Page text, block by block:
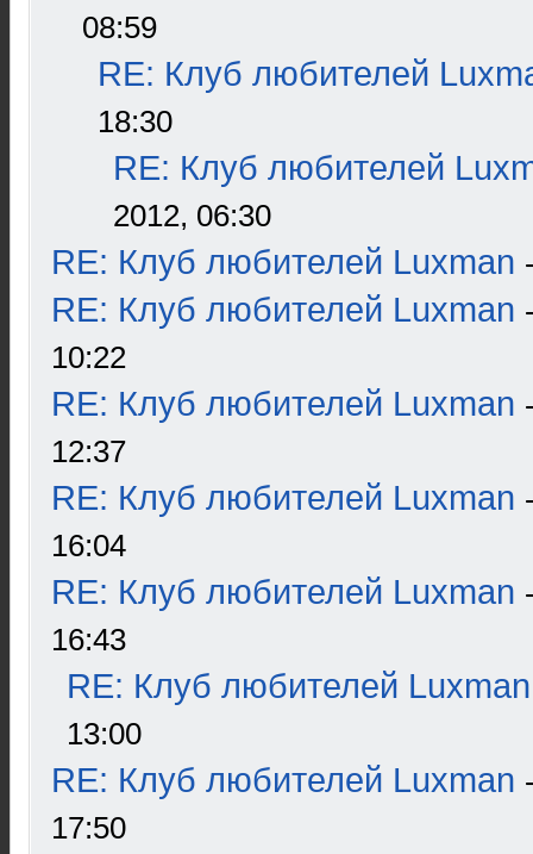
08:59
RE: Клуб любителей
18:30
RE: Клуб любителей
2012, 06:30
RE: Клуб любителей Luxman
RE: Клуб любителей Luxman
10:22
RE: Клуб любителей Luxman
12:37
RE: Клуб любителей Luxman
16:04
RE: Клуб любителей Luxman
16:43
RE: Клуб любителей Luxman
13:00
RE: Клуб любителей Luxman
17:50